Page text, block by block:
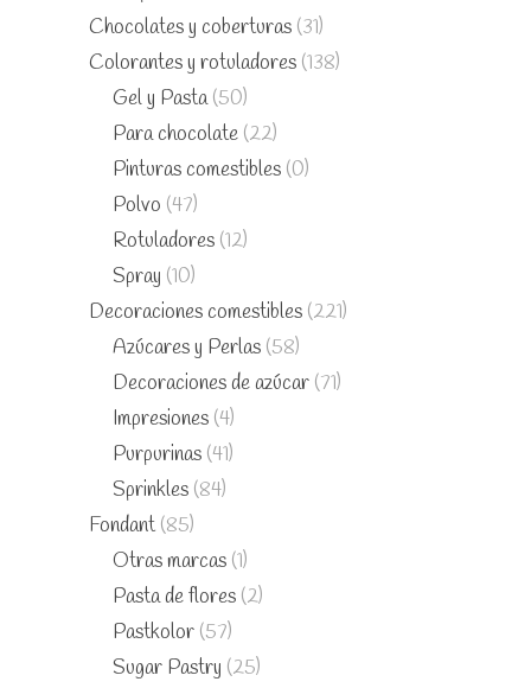
Chocolates y coberturas (31)
Colorantes y rotuladores (138)
Gel y Pasta (50)
Para chocolate (22)
Pinturas comestibles (0)
Polvo (47)
Rotuladores (12)
Spray (10)
Decoraciones comestibles (221)
Azúcares y Perlas (58)
Decoraciones de azúcar (71)
Impresiones (4)
Purpurinas (41)
Sprinkles (84)
Fondant (85)
Otras marcas (1)
Pasta de flores (2)
Pastkolor (57)
Sugar Pastry (25)